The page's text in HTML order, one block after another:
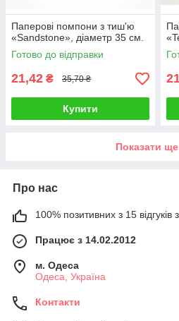
Паперові помпони з тиш'ю
«Sandstone», діаметр 35 см.
Готово до відправки
21,42 ₴ 35,70 ₴
Купити
Показати ще
Про нас
100% позитивних з 15 відгуків
Працює з 14.02.2012
м. Одеса
Одеса, Україна
Контакти